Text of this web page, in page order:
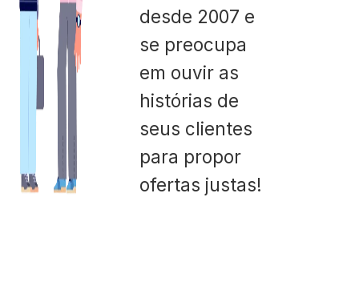
desde 2007 e
se preocupa
em ouvir as
histórias de
seus clientes
para propor
ofertas justas!